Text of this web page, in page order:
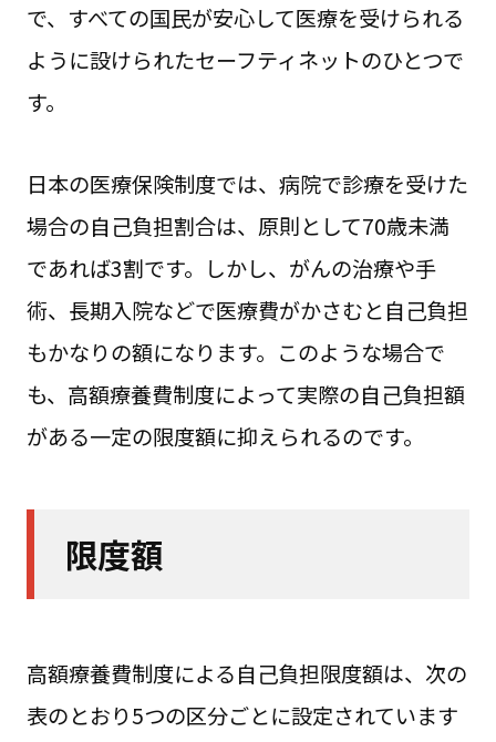
で、すべての国民が安心して医療を受けられる
ように設けられたセーフティネットのひとつで
す。
日本の医療保険制度では、病院で診療を受けた
場合の自己負担割合は、原則として70歳未満
であれば3割です。しかし、がんの治療や手
術、長期入院などで医療費がかさむと自己負担
もかなりの額になります。このような場合で
も、高額療養費制度によって実際の自己負担額
がある一定の限度額に抑えられるのです。
限度額
高額療養費制度による自己負担限度額は、次の
表のとおり5つの区分ごとに設定されています